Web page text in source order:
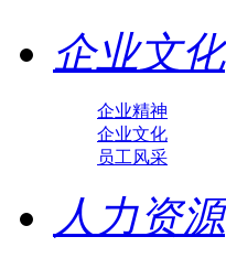
企业文化
企业精神
企业文化
员工风采
人力资源